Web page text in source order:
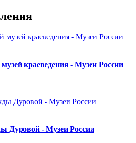
краеведения - Музеи России
Дуровой - Музеи России